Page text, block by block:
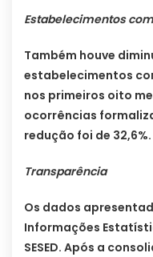
Estabelecimentos
Também houve
estabelecimentos
nos primeiros oito
ocorrências
redução foi de 32,6%.
Transparência
Os dados
Informações
SESED. Após a